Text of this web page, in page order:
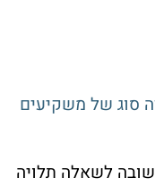
סוג של משקיעים
לאמריקאי. התשובה לשאלה תלויה